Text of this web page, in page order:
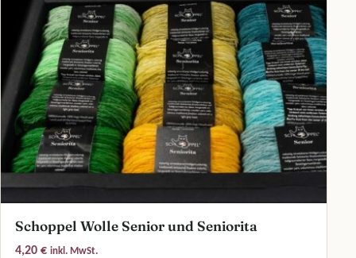
Schoppel Wolle Senior und Seniorita
4,20 € inkl. MwSt.